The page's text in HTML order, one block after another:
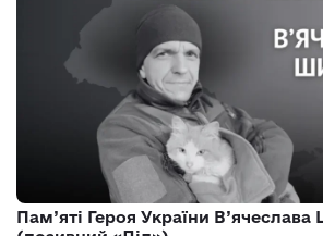
Пам’яті Героя України